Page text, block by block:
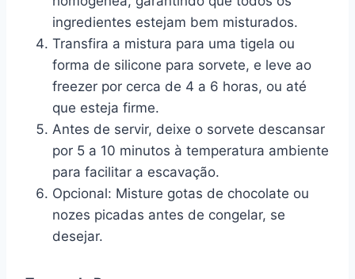
ingredientes estejam bem misturados.
Transfira a mistura para uma tigela ou
forma de silicone para sorvete, e leve ao
freezer por cerca de 4 a 6 horas, ou até
que esteja firme.
Antes de servir, deixe o sorvete descansar
por 5 a 10 minutos à temperatura ambiente
para facilitar a escavação.
Opcional: Misture gotas de chocolate ou
nozes picadas antes de congelar, se
desejar.